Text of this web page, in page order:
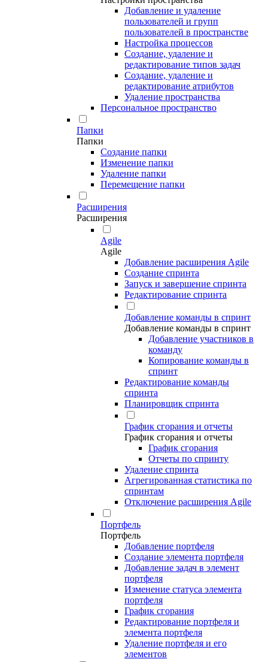
Добавление и удаление
пользователей и групп
пользователей в пространстве
Настройка процессов
Создание, удаление и
редактирование типов задач
Создание, удаление и
редактирование атрибутов
Удаление пространства
Персональное пространство
Папки
Папки
Создание папки
Изменение папки
Удаление папки
Перемещение папки
Расширения
Расширения
Agile
Agile
Добавление расширения Agile
Создание спринта
Запуск и завершение спринта
Редактирование спринта
Добавление команды в спринт
Добавление команды в спринт
Добавление участников в
команду
Копирование команды в
спринт
Редактирование команды
спринта
Планировщик спринта
График сгорания и отчеты
График сгорания и отчеты
График сгорания
Отчеты по спринту
Удаление спринта
Агрегированная статистика по
спринтам
Отключение расширения Agile
Портфель
Портфель
Добавление портфеля
Создание элемента портфеля
Добавление задач в элемент
портфеля
Изменение статуса элемента
портфеля
График сгорания
Редактирование портфеля и
элемента портфеля
Удаление портфеля и его
элементов